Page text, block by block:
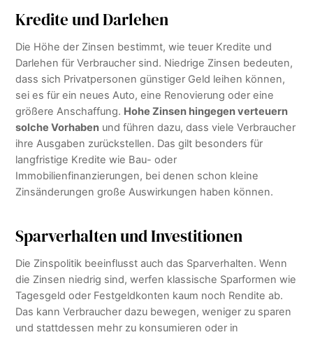
Kredite und Darlehen
Die Höhe der Zinsen bestimmt, wie teuer Kredite und
Darlehen für Verbraucher sind. Niedrige Zinsen bedeuten,
dass sich Privatpersonen günstiger Geld leihen können,
sei es für ein neues Auto, eine Renovierung oder eine
größere Anschaffung. Hohe Zinsen hingegen verteuern
solche Vorhaben und führen dazu, dass viele Verbraucher
ihre Ausgaben zurückstellen. Das gilt besonders für
langfristige Kredite wie Bau- oder
Immobilienfinanzierungen, bei denen schon kleine
Zinsänderungen große Auswirkungen haben können.
Sparverhalten und Investitionen
Die Zinspolitik beeinflusst auch das Sparverhalten. Wenn
die Zinsen niedrig sind, werfen klassische Sparformen wie
Tagesgeld oder Festgeldkonten kaum noch Rendite ab.
Das kann Verbraucher dazu bewegen, weniger zu sparen
und stattdessen mehr zu konsumieren oder in